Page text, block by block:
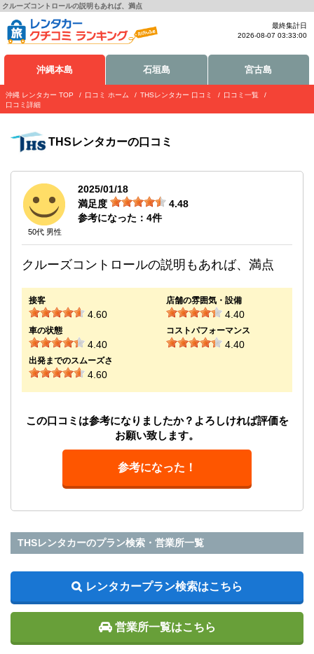
クルーズコントロールの説明もあれば、満点
最終集計日
2026-08-07 03:33:00
沖縄本島 石垣島 宮古島
沖縄 レンタカー TOP 口コミ ホーム THSレンタカー 口コミ
口コミ一覧
口コミ詳細
THSレンタカーの口コミ
50代 男性
2025/01/18
満足度
4.48
参考になった： 4件
クルーズコントロールの説明もあれば、満点
接客
4.60
店舗の雰囲気・設備
4.40
車の状態
4.40
コストパフォーマンス
4.40
出発までのスムーズさ
4.60
この口コミは参考になりましたか？よろしければ評価を
お願い致します。
参考になった！
THSレンタカーのプラン検索・営業所一覧
レンタカープラン検索はこちら
営業所一覧はこちら